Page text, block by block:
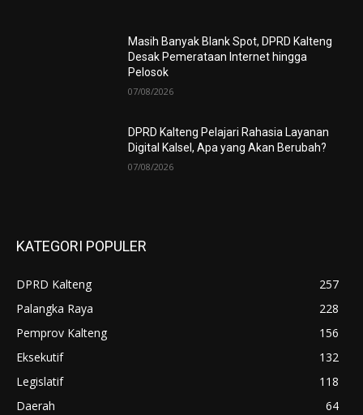
Masih Banyak Blank Spot, DPRD Kalteng
Desak Pemerataan Internet hingga
Pelosok
07/08/2026
DPRD Kalteng Pelajari Rahasia Layanan
Digital Kalsel, Apa yang Akan Berubah?
07/08/2026
KATEGORI POPULER
DPRD Kalteng
257
Palangka Raya
228
Pemprov Kalteng
156
Eksekutif
132
Legislatif
118
Daerah
64